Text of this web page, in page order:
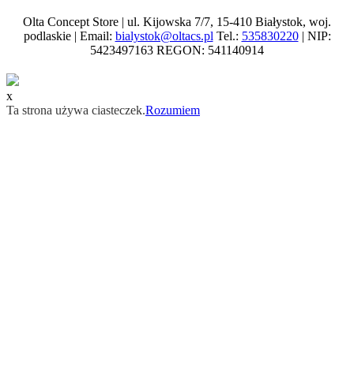
Olta Concept Store | ul. Kijowska 7/7, 15-410 Białystok, woj.
podlaskie | Email: bialystok@oltacs.plTel.: 535830220| NIP:
5423497163 REGON: 541140914
x
Ta strona używa ciasteczek.Rozumiem